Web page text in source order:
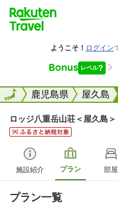
全国鹿児島県 屋久島
全国
ロッジ八重岳山荘＜屋久島＞
施設紹介 プラン 部屋
プラン一覧